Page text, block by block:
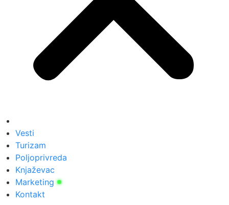
Vesti
Turizam
Poljoprivreda
Knjaževac
Marketing
Kontakt